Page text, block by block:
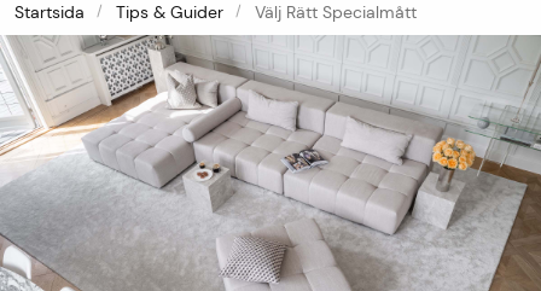
Startsida Tips & Guider Välj Rätt Specialmått